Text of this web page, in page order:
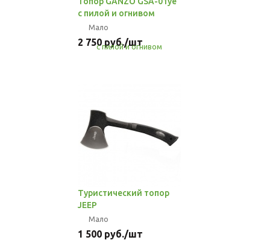
с пилой и огнивом
Мало
2 750 руб./шт
Туристический топор
JEEP
Мало
1 500 руб./шт